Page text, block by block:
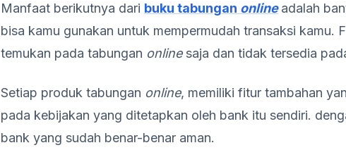
Manfaat berikutnya dari buku tabungan online adalah
bisa kamu gunakan untuk mempermudah transaksi kamu.
temukan pada tabungan onlinesaja dan tidak tersedia
Setiap produk tabungan online, memiliki fitur tambahan
pada kebijakan yang ditetapkan oleh bank itu sendiri.
bank yang sudah benar-benar aman.